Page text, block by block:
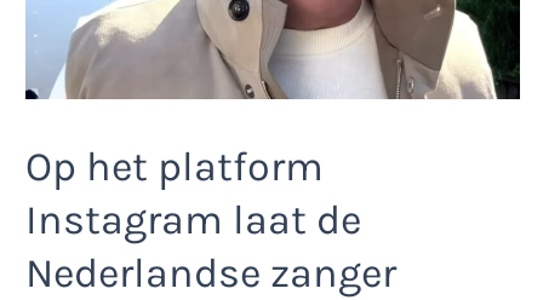
Op het platform
Instagram laat de
Nederlandse zanger